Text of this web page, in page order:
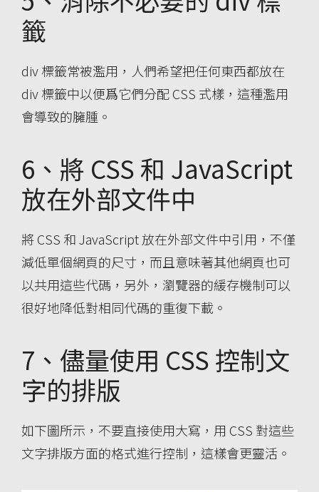
籤
div 標籤常被濫用，人們希望把任何東西都放在
div 標籤中以便爲它們分配 CSS 式樣，這種濫用
會導致的臃腫。
6、將 CSS 和 JavaScript
放在外部文件中
將 CSS 和 JavaScript 放在外部文件中引用，不僅
減低單個網頁的尺寸，而且意味著其他網頁也可
以共用這些代碼，另外，瀏覽器的緩存機制可以
很好地降低對相同代碼的重復下載。
7、儘量使用 CSS 控制文
字的排版
如下圖所示，不要直接使用大寫，用 CSS 對這些
文字排版方面的格式進行控制，這樣會更靈活。